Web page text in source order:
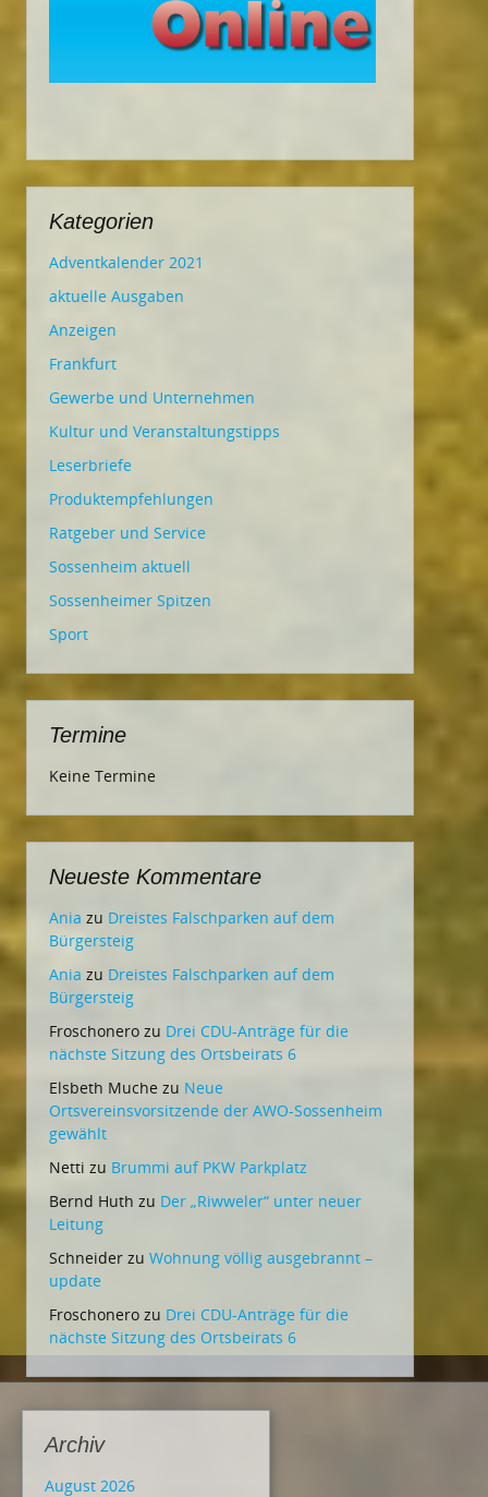
Kategorien
Adventkalender 2021
aktuelle Ausgaben
Anzeigen
Frankfurt
Gewerbe und Unternehmen
Kultur und Veranstaltungstipps
Leserbriefe
Produktempfehlungen
Ratgeber und Service
Sossenheim aktuell
Sossenheimer Spitzen
Sport
Termine
Keine Termine
Neueste Kommentare
Ania zu Dreistes Falschparken auf dem
Bürgersteig
Ania zu Dreistes Falschparken auf dem
Bürgersteig
Froschonero zu Drei CDU-Anträge für die
nächste Sitzung des Ortsbeirats 6
Elsbeth Muche zu Neue
Ortsvereinsvorsitzende der AWO-Sossenheim
gewählt
Netti zu Brummi auf PKW Parkplatz
Bernd Huth zu Der „Riwweler“ unter neuer
Leitung
Schneider zu Wohnung völlig ausgebrannt –
update
Froschonero zu Drei CDU-Anträge für die
nächste Sitzung des Ortsbeirats 6
Archiv
August 2026